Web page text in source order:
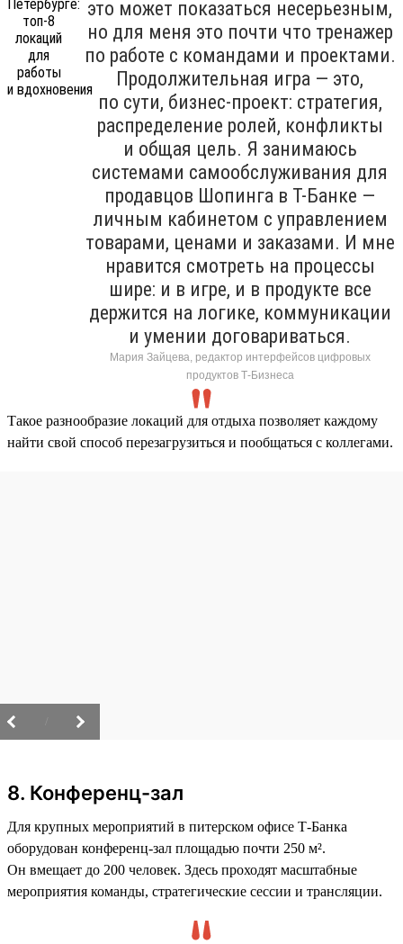
это может показаться несерьезным,
но для меня это почти что тренажер
по работе с командами и проектами.
Продолжительная игра — это,
по сути, бизнес-проект: стратегия,
распределение ролей, конфликты
и общая цель. Я занимаюсь
системами самообслуживания для
продавцов Шопинга в Т-Банке —
личным кабинетом с управлением
товарами, ценами и заказами. И мне
нравится смотреть на процессы
шире: и в игре, и в продукте все
держится на логике, коммуникации
и умении договариваться.
Мария Зайцева, редактор интерфейсов цифровых
продуктов Т-Бизнеса
Такое разнообразие локаций для отдыха позволяет каждому
найти свой способ перезагрузиться и пообщаться с коллегами.
8. Конференц-зал
Для крупных мероприятий в питерском офисе Т-Банка
оборудован конференц-зал площадью почти 250 м².
Он вмещает до 200 человек. Здесь проходят масштабные
мероприятия команды, стратегические сессии и трансляции.